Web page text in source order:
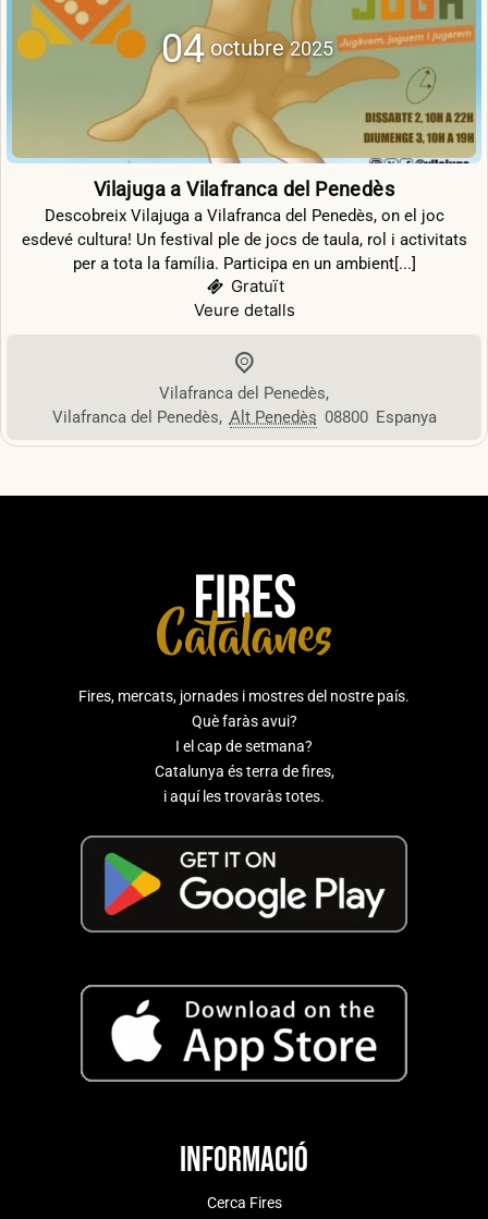
04 octubre 2025
Vilajuga a Vilafranca del Penedès
Descobreix Vilajuga a Vilafranca del Penedès, on el joc
esdevé cultura! Un festival ple de jocs de taula, rol i activitats
per a tota la família. Participa en un ambient[...]
Gratuït
Veure detalls
Vilafranca del Penedès,
Vilafranca del Penedès, Alt Penedès 08800 Espanya
Fires, mercats, jornades i mostres del nostre país.
Què faràs avui?
I el cap de setmana?
Catalunya és terra de fires,
i aquí les trovaràs totes.
Informació
Cerca Fires